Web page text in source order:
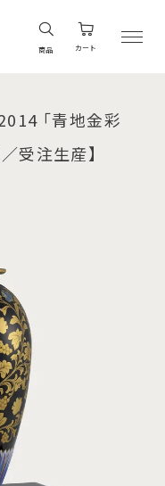
商品 カート
「青地金彩
受注生産】